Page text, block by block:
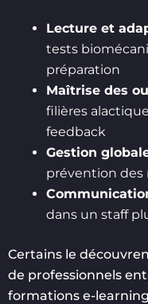
Lecture et
tests
préparation
Maîtrise des
filières
feedback
Gestion
prévention des
dans un staff
Certains le
de professionnels
formations e-